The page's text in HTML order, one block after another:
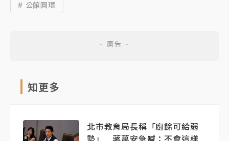
# 公館圓環
知更多
北市教育局長稱「廚餘可給弱
勢」 蔣萬安急喊：不會這樣